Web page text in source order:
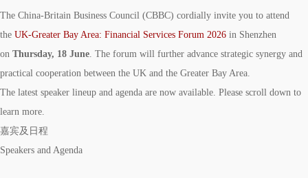
The China-Britain Business Council (CBBC) cordially invite you to attend
the UK-Greater Bay Area: Financial Services Forum 2026 in Shenzhen
on Thursday, 18 June . The forum will further advance strategic synergy and
practical cooperation between the UK and the Greater Bay Area.
The latest speaker lineup and agenda are now available. Please scroll down to
learn more.
嘉宾及日程
Speakers and Agenda